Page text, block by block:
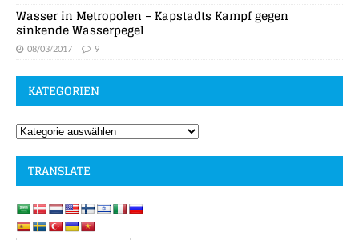
Wasser in Metropolen – Kapstadts Kampf gegen
sinkende Wasserpegel
08/03/2017 9
KATEGORIEN
TRANSLATE